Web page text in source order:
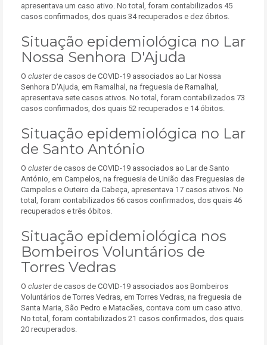
apresentava um caso ativo. No total, foram contabilizados 45
casos confirmados, dos quais 34 recuperados e dez óbitos.
Situação epidemiológica no Lar
Nossa Senhora D'Ajuda
O clusterde casos de COVID-19 associados ao Lar Nossa
Senhora D'Ajuda, em Ramalhal, na freguesia de Ramalhal,
apresentava sete casos ativos. No total, foram contabilizados 73
casos confirmados, dos quais 52 recuperados e 14 óbitos.
Situação epidemiológica no Lar
de Santo António
O clusterde casos de COVID-19 associados ao Lar de Santo
António, em Campelos, na freguesia de União das Freguesias de
Campelos e Outeiro da Cabeça, apresentava 17 casos ativos. No
total, foram contabilizados 66 casos confirmados, dos quais 46
recuperados e três óbitos.
Situação epidemiológica nos
Bombeiros Voluntários de
Torres Vedras
O clusterde casos de COVID-19 associados aos Bombeiros
Voluntários de Torres Vedras, em Torres Vedras, na freguesia de
Santa Maria, São Pedro e Matacães, contava com um caso ativo.
No total, foram contabilizados 21 casos confirmados, dos quais
20 recuperados.